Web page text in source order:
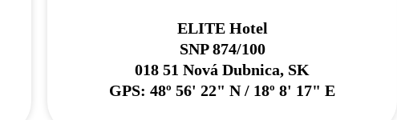
ELITE Hotel
SNP 874/100
018 51 Nová Dubnica, SK
GPS: 48º 56' 22" N / 18º 8' 17" E